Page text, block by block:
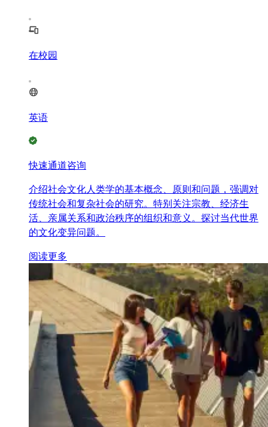
在校园
英语
快速通道咨询
介绍社会文化人类学的基本概念、原则和问题，强调对
传统社会和复杂社会的研究。特别关注宗教、经济生
活、亲属关系和政治秩序的组织和意义。探讨当代世界
的文化变异问题。
阅读更多